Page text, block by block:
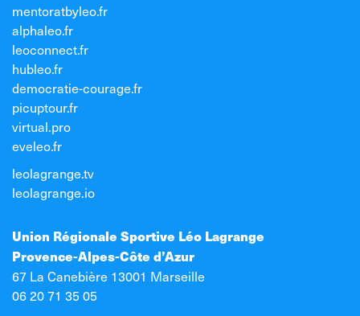
mentoratbyleo.fr
alphaleo.fr
leoconnect.fr
hubleo.fr
democratie-courage.fr
picuptour.fr
virtual.pro
eveleo.fr
leolagrange.tv
leolagrange.io
Union Régionale Sportive Léo Lagrange
Provence-Alpes-Côte d’Azur
67 La Canebière 13001 Marseille
06 20 71 35 05